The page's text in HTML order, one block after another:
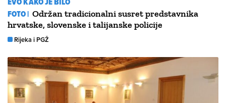
FOTO | Održan tradicionalni susret predstavnika
hrvatske, slovenske i talijanske policije
Rijeka i PGŽ